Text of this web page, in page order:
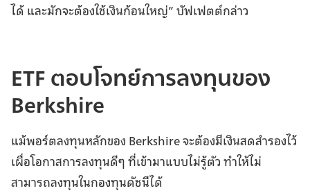
ได้ และมักจะต้องใช้เงินก้อนใหญ่” บัฟเฟตต์กล่าว
ETF ตอบโจทย์การลงทุนของ
Berkshire
แม้พอร์ตลงทุนหลักของ Berkshire จะต้องมีเงินสดสำรองไว้
เผื่อโอกาสการลงทุนดีๆ ที่เข้ามาแบบไม่รู้ตัว ทำให้ไม่
สามารถลงทุนในกองทุนดัชนีได้